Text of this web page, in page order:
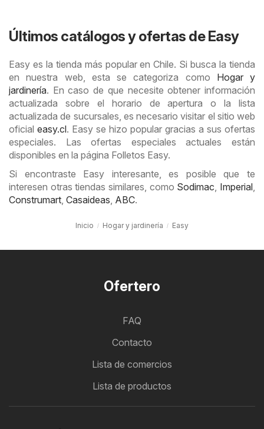
Últimos catálogos y ofertas de Easy
Easy es la tienda más popular en Chile. Si busca la tienda
en nuestra web, esta se categoriza como Hogar y
jardinería. En caso de que necesite obtener información
actualizada sobre el horario de apertura o la lista
actualizada de sucursales, es necesario visitar el sitio web
oficial easy.cl. Easy se hizo popular gracias a sus ofertas
especiales. Las ofertas especiales actuales están
disponibles en la página Folletos Easy.
Si encontraste Easy interesante, es posible que te
interesen otras tiendas similares, como Sodimac Imperial
Construmart Casaideas ABC.
Inicio Hogar y jardinería Easy
Ofertero
FAQ
Contacto
Lista de comercios
Lista de productos